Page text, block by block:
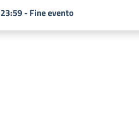
23:59 - Fine evento